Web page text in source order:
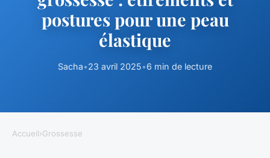
postures pour une peau
élastique
Sacha•23 avril 2025•6 min de lecture
Accueil›Grossesse